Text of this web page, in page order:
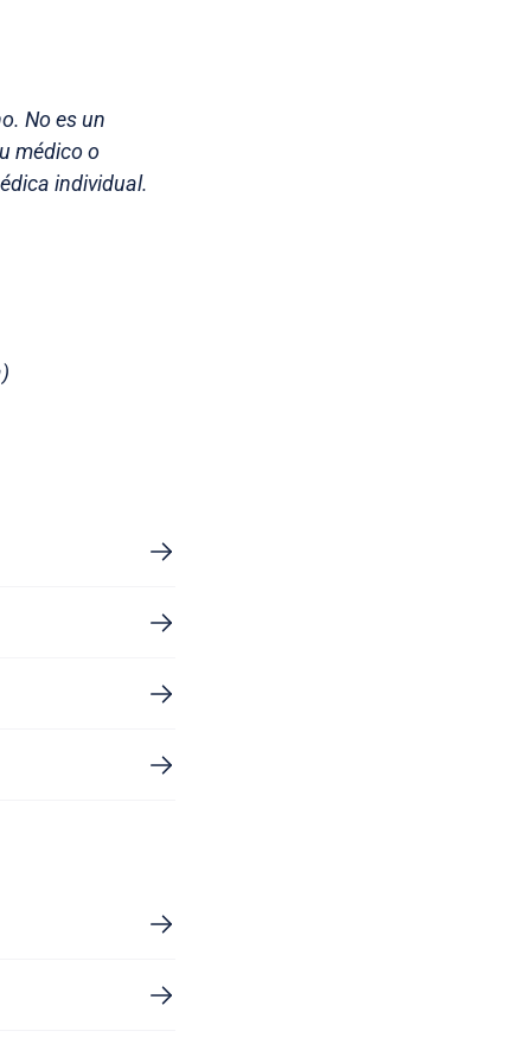
No es un
médico o
individual.